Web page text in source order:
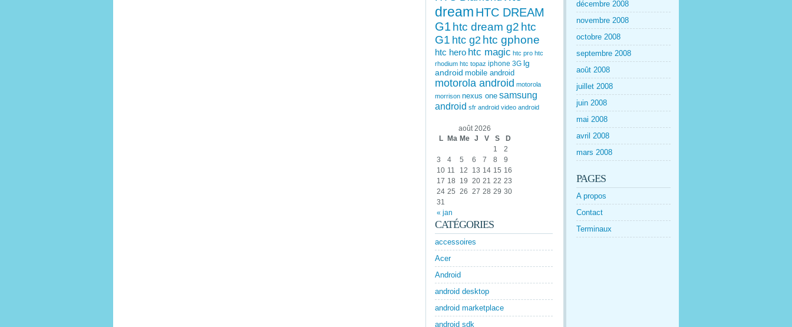
dream HTC DREAM
G1 htc dream g2 htc
G1 htc g2 htc gphone
htc hero htc magic htc pro htc
rhodium htc topaz iphone 3G lg
android mobile android
motorola android motorola
morrison nexus one samsung
android sfr android video android
août 2026
L
Ma Me J V S D
« jan
1
2
3
4 5 6 7 8
9
10 11 12 13 14 15 16
17 18 19 20 21 22 23
24 25 26 27 28 29 30
31
CATÉGORIES
accessoires
Acer
Android
android desktop
android marketplace
android sdk
décembre 2008
novembre 2008
octobre 2008
septembre 2008
août 2008
juillet 2008
juin 2008
mai 2008
avril 2008
mars 2008
PAGES
A propos
Contact
Terminaux